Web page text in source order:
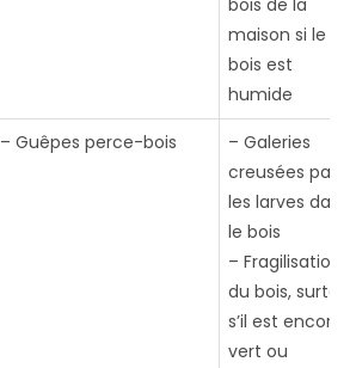
bois de la
maison si le
bois est
humide
– Guêpes perce-bois
– Galeries
creusées par
les larves dans
le bois
– Fragilisation
du bois,
s’il est encore
vert ou